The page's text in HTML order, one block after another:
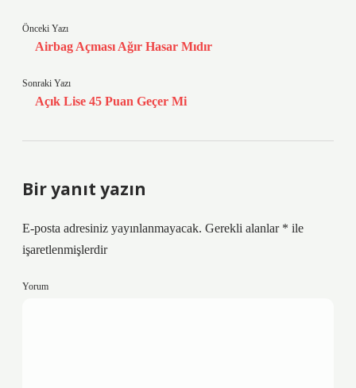
Önceki Yazı
Airbag Açması Ağır Hasar Mıdır
Sonraki Yazı
Açık Lise 45 Puan Geçer Mi
Bir yanıt yazın
E-posta adresiniz yayınlanmayacak. Gerekli alanlar * ile
işaretlenmişlerdir
Yorum